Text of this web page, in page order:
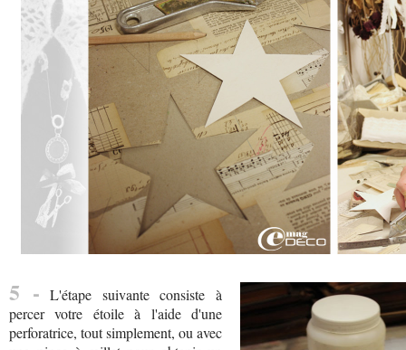
5 - L'étape suivante consiste à
percer votre étoile à l'aide d'une
perforatrice, tout simplement, ou avec